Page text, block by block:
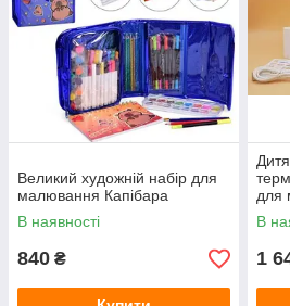
Великий художній набір для
малювання Капібара
В наявності
840 ₴
для
В
1